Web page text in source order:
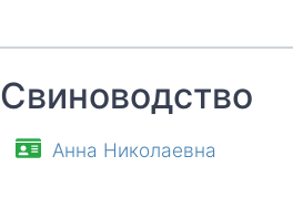
постройку
свинарника
Свиноводство
Анна Николаевна